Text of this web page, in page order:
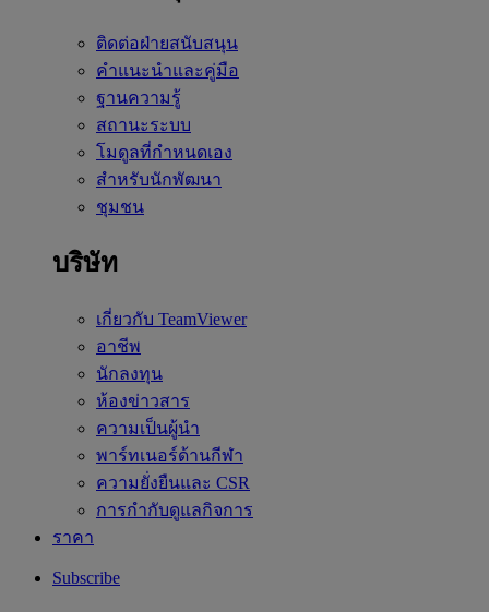
ติดต่อฝ่ายสนับสนุน
คำแนะนำและคู่มือ
ฐานความรู้
สถานะระบบ
โมดูลที่กำหนดเอง
สำหรับนักพัฒนา
ชุมชน
บริษัท
เกี่ยวกับ TeamViewer
อาชีพ
นักลงทุน
ห้องข่าวสาร
ความเป็นผู้นำ
พาร์ทเนอร์ด้านกีฬา
ความยั่งยืนและ CSR
การกำกับดูแลกิจการ
ราคา
Subscribe